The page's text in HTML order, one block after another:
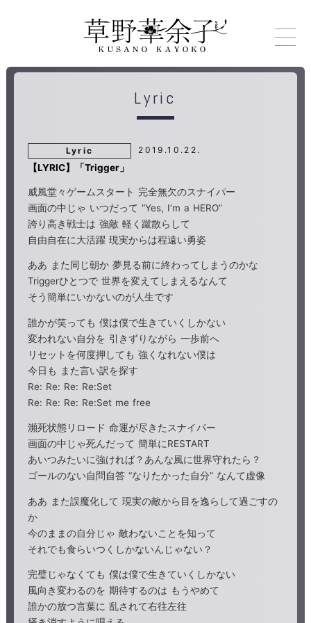
Lyric
Lyric 2019.10.22.
【LYRIC】「Trigger」
威風堂々ゲームスタート 完全無欠のスナイパー
画面の中じゃ いつだって “Yes, I’m a HERO”
誇り高き戦士は 強敵 軽く蹴散らして
自由自在に大活躍 現実からは程遠い勇姿
ああ また同じ朝か 夢見る前に終わってしまうのかな
Triggerひとつで 世界を変えてしまえるなんて
そう簡単にいかないのが人生です
誰かが笑っても 僕は僕で生きていくしかない
変われない自分を 引きずりながら 一歩前へ
リセットを何度押しても 強くなれない僕は
今日も また言い訳を探す
Re: Re: Re: Re:Set
Re: Re: Re: Re:Set me free
瀕死状態リロード 命運が尽きたスナイパー
画面の中じゃ死んだって 簡単にRESTART
あいつみたいに強ければ？あんな風に世界守れたら？
ゴールのない自問自答 “なりたかった自分” なんて虚像
ああ また誤魔化して 現実の敵から目を逸らして過ごすの
か
今のままの自分じゃ 敵わないことを知って
それでも食らいつくしかないんじゃない？
完璧じゃなくても 僕は僕で生きていくしかない
風向き変わるのを 期待するのは もうやめて
誰かの放つ言葉に 乱されて右往左往